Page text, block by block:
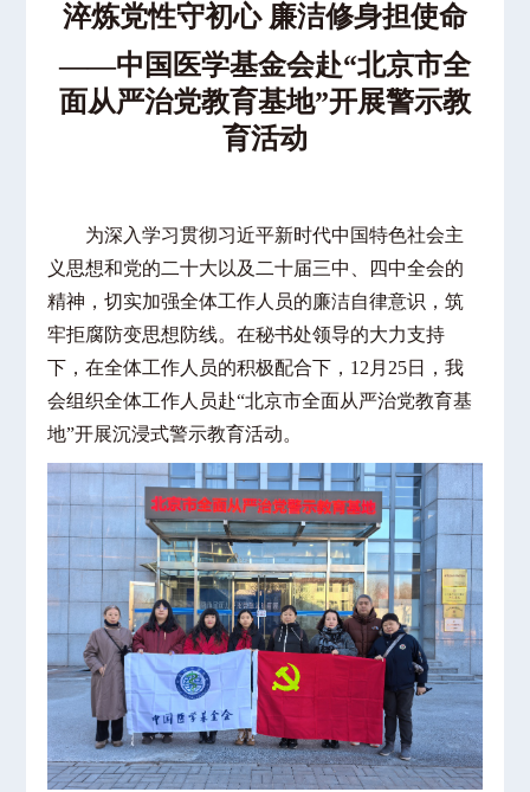
淬炼党性守初心 廉洁修身担使命
——中国医学基金会赴“北京市全
面从严治党教育基地”开展警示教
育活动
为深入学习贯彻习近平新时代中国特色社会主
义思想和党的二十大以及二十届三中、四中全会的
精神，切实加强全体工作人员的廉洁自律意识，筑
牢拒腐防变思想防线。在秘书处领导的大力支持
下，在全体工作人员的积极配合下， 12月25日，我
会组织全体工作人员赴“北京市全面从严治党教育基
地”开展沉浸式警示教育活动。